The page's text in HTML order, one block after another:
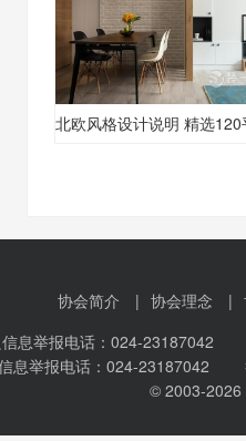
协会简介 | 协会理念 |
信息举报电话：024-23187042
信息举报电话：024-
© 2003-